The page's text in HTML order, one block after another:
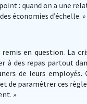
: quand on a une
économies d’échelle. »
en question. La
à des repas partout
de leurs employés.
de paramétrer ces
»